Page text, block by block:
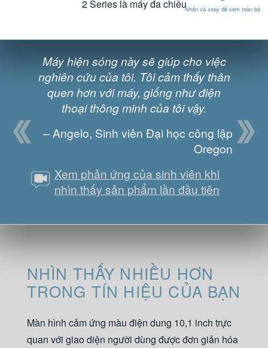
Nhấnvà xoay để xem toàn bộ
2 Series là máy đa chiều
Máy hiện sóng này sẽ giúp cho việc
nghiên cứu của tôi. Tôi cảm thấy thân
quen hơn với máy, giống như điện
thoại thông minh của tôi vậy.
– Angelo, Sinh viên Đại học công lập
Oregon
Xem phản ứng của sinh viên khi
nhìn thấy sản phẩm lần đầu tiên
NHÌN THẤY NHIỀU HƠN
TRONG TÍN HIỆU CỦA BẠN
Màn hình cảm ứng màu điện dung 10,1 inch trực
quan với giao diện người dùng được đơn giản hóa